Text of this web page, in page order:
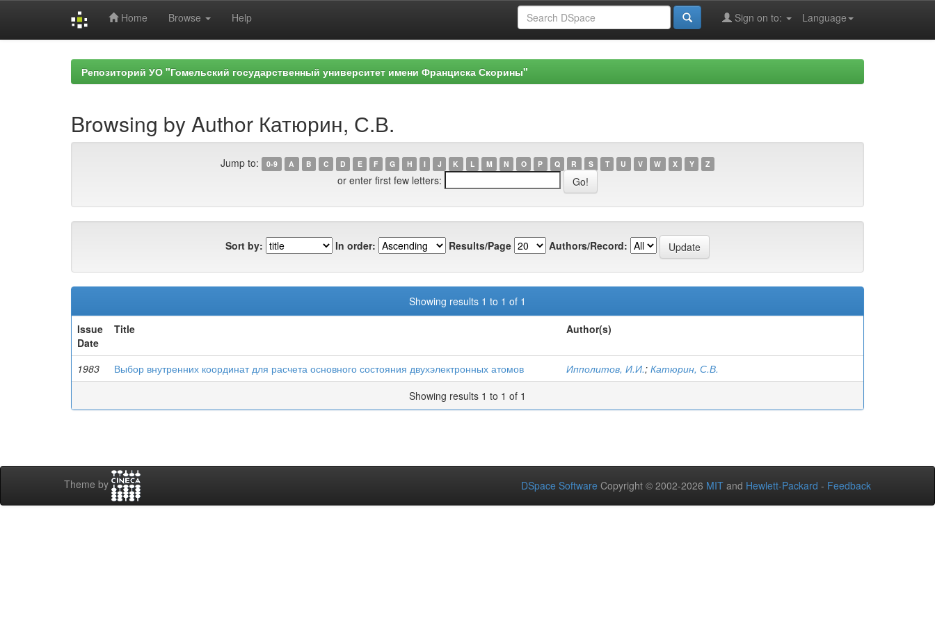
Home Browse Help Language
Sign on to:
Репозиторий УО "Гомельский государственный университет имени Франциска Скорины"
Browsing by Author Катюрин, С.В.
Jump to: 0-9 A B C D E F G H I J K L M N O P Q R S T U V W X Y Z
or enter first few letters:
Sort by: In order: Results/Page Authors/Record:
Showing results 1 to 1 of 1
Issue
Date
Title Author(s)
1983 Выбор внутренних координат для расчета основного состояния двухэлектронных атомов Ипполитов, И.И.; Катюрин, С.В.
Showing results 1 to 1 of 1
Theme by DSpace Software Copyright © 2002-2026 MIT and Hewlett-Packard - Feedback